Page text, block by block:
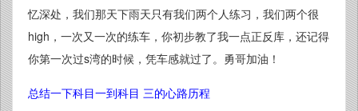
忆深处，我们那天下雨天只有我们两个人练习，我们两个很
high，一次又一次的练车，你初步教了我一点正反库，还记得
你第一次过s湾的时候，凭车感就过了。勇哥加油！
总结一下科目一到科目 三的心路历程